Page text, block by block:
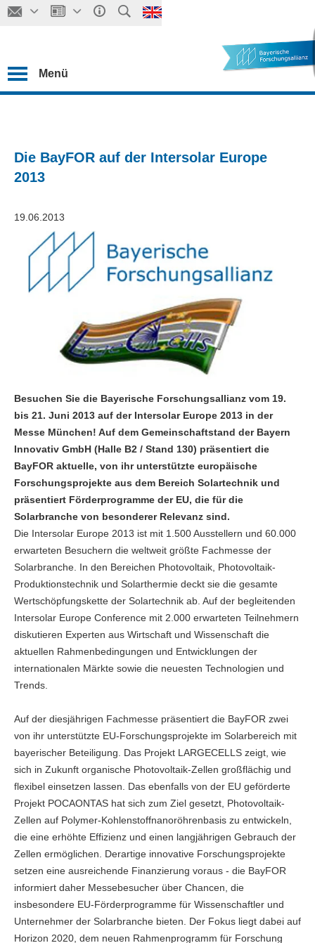
Menü
Die BayFOR auf der Intersolar Europe
2013
19.06.2013
Besuchen Sie die Bayerische Forschungsallianz vom 19.
bis 21. Juni 2013 auf der Intersolar Europe 2013 in der
Messe München! Auf dem Gemeinschaftstand der Bayern
Innovativ GmbH (Halle B2 / Stand 130) präsentiert die
BayFOR aktuelle, von ihr unterstützte europäische
Forschungsprojekte aus dem Bereich Solartechnik und
präsentiert Förderprogramme der EU, die für die
Solarbranche von besonderer Relevanz sind.
Die Intersolar Europe 2013 ist mit 1.500 Ausstellern und 60.000
erwarteten Besuchern die weltweit größte Fachmesse der
Solarbranche. In den Bereichen Photovoltaik, Photovoltaik-
Produktionstechnik und Solarthermie deckt sie die gesamte
Wertschöpfungskette der Solartechnik ab. Auf der begleitenden
Intersolar Europe Conference mit 2.000 erwarteten Teilnehmern
diskutieren Experten aus Wirtschaft und Wissenschaft die
aktuellen Rahmenbedingungen und Entwicklungen der
internationalen Märkte sowie die neuesten Technologien und
Trends.
Auf der diesjährigen Fachmesse präsentiert die BayFOR zwei
von ihr unterstützte EU-Forschungsprojekte im Solarbereich mit
bayerischer Beteiligung. Das Projekt LARGECELLS zeigt, wie
sich in Zukunft organische Photovoltaik-Zellen großflächig und
flexibel einsetzen lassen. Das ebenfalls von der EU geförderte
Projekt POCAONTAS hat sich zum Ziel gesetzt, Photovoltaik-
Zellen auf Polymer-Kohlenstoffnanoröhrenbasis zu entwickeln,
die eine erhöhte Effizienz und einen langjährigen Gebrauch der
Zellen ermöglichen. Derartige innovative Forschungsprojekte
setzen eine ausreichende Finanzierung voraus - die BayFOR
informiert daher Messebesucher über Chancen, die
insbesondere EU-Förderprogramme für Wissenschaftler und
Unternehmer der Solarbranche bieten. Der Fokus liegt dabei auf
Horizon 2020, dem neuen Rahmenprogramm für Forschung